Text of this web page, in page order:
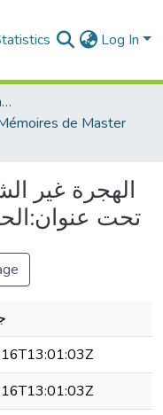
Log In
Faculté des Sciences Sociales
de Master
الهجرة غير
تحت